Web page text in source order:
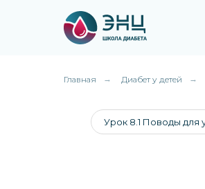
Главная → Диабет у детей →
Урок 8.1 Поводы для